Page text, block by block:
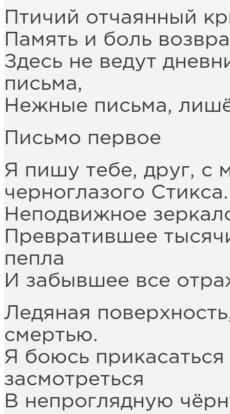
Птичий отчаянный
Память и боль
Здесь не ведут
письма,
Нежные письма,
Письмо первое
Я пишу тебе, друг, с
черноглазого Стикса.
Неподвижное
Превратившее
пепла
И забывшее все
Ледяная
смертью.
Я боюсь
засмотреться
В непроглядную